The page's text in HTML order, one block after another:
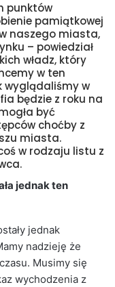
punktów
pamiątkowej
naszego miasta,
– powiedział
władz, który
w ten
wyglądaliśmy w
będzie z roku na
być
choćby z
miasta.
w rodzaju listu z
jednak ten
jednak
nadzieję że
Musimy się
wychodzenia z